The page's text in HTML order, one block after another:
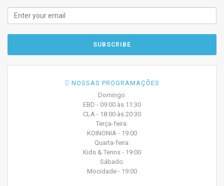
NOSSAS PROGRAMAÇÕES
Domingo:
EBD - 09:00 às 11:30
CLA - 18:00 às 20:30
Terça-feira:
KOINONIA - 19:00
Quarta-feira:
Kids & Tenns - 19:00
Sábado:
Mocidade - 19:00